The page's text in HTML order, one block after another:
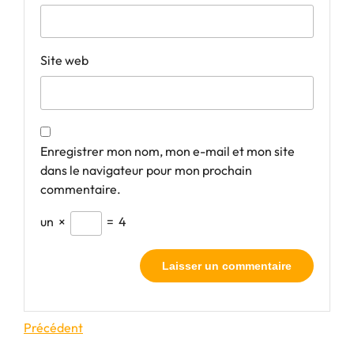
Site web
Enregistrer mon nom, mon e-mail et mon site
dans le navigateur pour mon prochain
commentaire.
un × = 4
Navigation
Article
Précédent